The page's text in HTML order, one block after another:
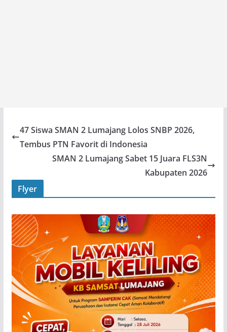
47 Siswa SMAN 2 Lumajang Lolos SNBP 2026,
Tembus PTN Favorit di Indonesia
SMAN 2 Lumajang Sabet 15 Juara FLS3N
Kabupaten 2026
Flyer